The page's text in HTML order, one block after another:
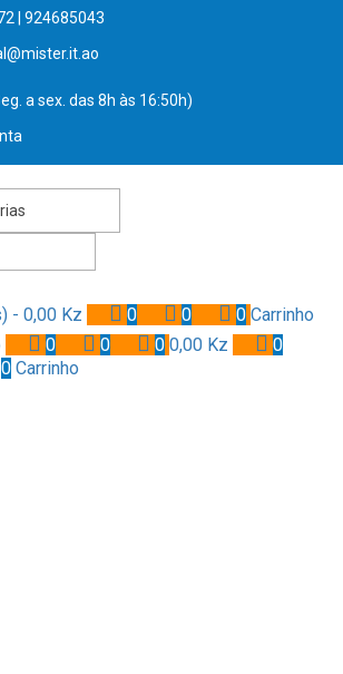
| 924685043
a sex. das 8h às 16:50h)
- 0,00 Kz 0 0 0 Carrinho
0 0 0 0,00 Kz
0
0 Carrinho